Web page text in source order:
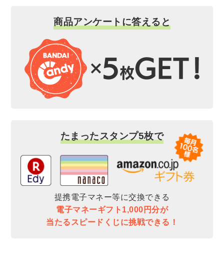
商品アンケートに答えると
たまったスタンプ5枚で
提携電子マネー等に交換できる
電子マネーギフト1,000円分が
当たるスピードくじに挑戦できる！